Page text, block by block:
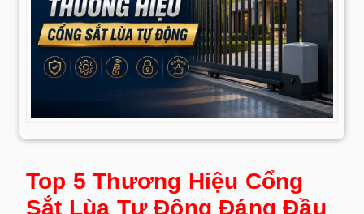
Top 5 Thương Hiệu Cổng
Sắt Lùa Tự Động Đáng Đầu